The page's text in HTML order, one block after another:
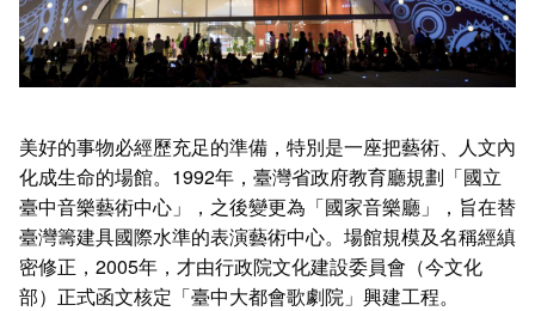
美好的事物必經歷充足的準備，特別是一座把藝術、人文內
化成生命的場館。1992年，臺灣省政府教育廳規劃「國立
臺中音樂藝術中心」，之後變更為「國家音樂廳」，旨在替
臺灣籌建具國際水準的表演藝術中心。場館規模及名稱經縝
密修正，2005年，才由行政院文化建設委員會（今文化
部）正式函文核定「臺中大都會歌劇院」興建工程。